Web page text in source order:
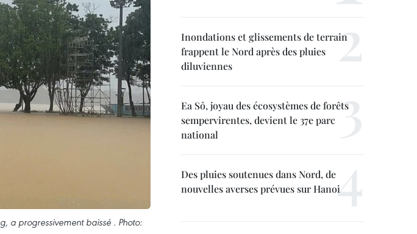
a progressivement baissé . Photo:
Inondations et glissements de terrain
frappent le Nord après des pluies
diluviennes
Ea Sô, joyau des écosystèmes de forêts
sempervirentes, devient le 37e parc
national
Des pluies soutenues dans Nord, de
nouvelles averses prévues sur Hanoi